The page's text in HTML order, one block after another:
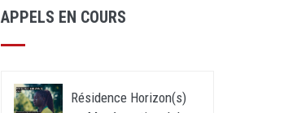
APPELS EN COURS
Résidence Horizon(s)